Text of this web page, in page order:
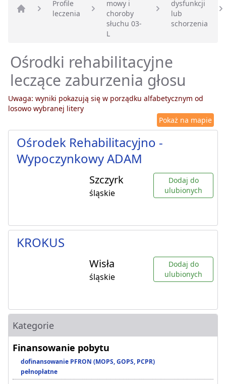
Strona główna
Profile
leczenia
mowy i
choroby
słuchu 03-
L
dysfunkcji
lub
schorzenia
Ośrodki rehabilitacyjne
leczące zaburzenia głosu
Uwaga: wyniki pokazują się w porządku alfabetycznym od
losowo wybranej litery
Pokaż na mapie
Ośrodek Rehabilitacyjno -
Wypoczynkowy ADAM
Szczyrk
śląskie
Dodaj do
ulubionych
KROKUS
Wisła
śląskie
Dodaj do
ulubionych
Kategorie
Finansowanie pobytu
dofinansowanie PFRON (MOPS, GOPS, PCPR)
pełnopłatne